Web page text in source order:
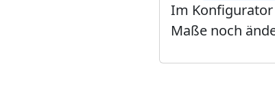
Im Konfigurator
Maße noch